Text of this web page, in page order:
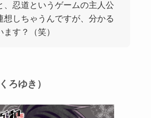
、忍道というゲームの主人公
想しちゃうんですが、分かる
ます？（笑）
ろゆき）